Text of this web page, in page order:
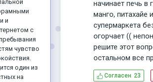
и
с
чувство
один из
на
начинает печь в
манго, питахайе
супермаркета
огорчает ((
решите этот
остальном все
Согласен 23